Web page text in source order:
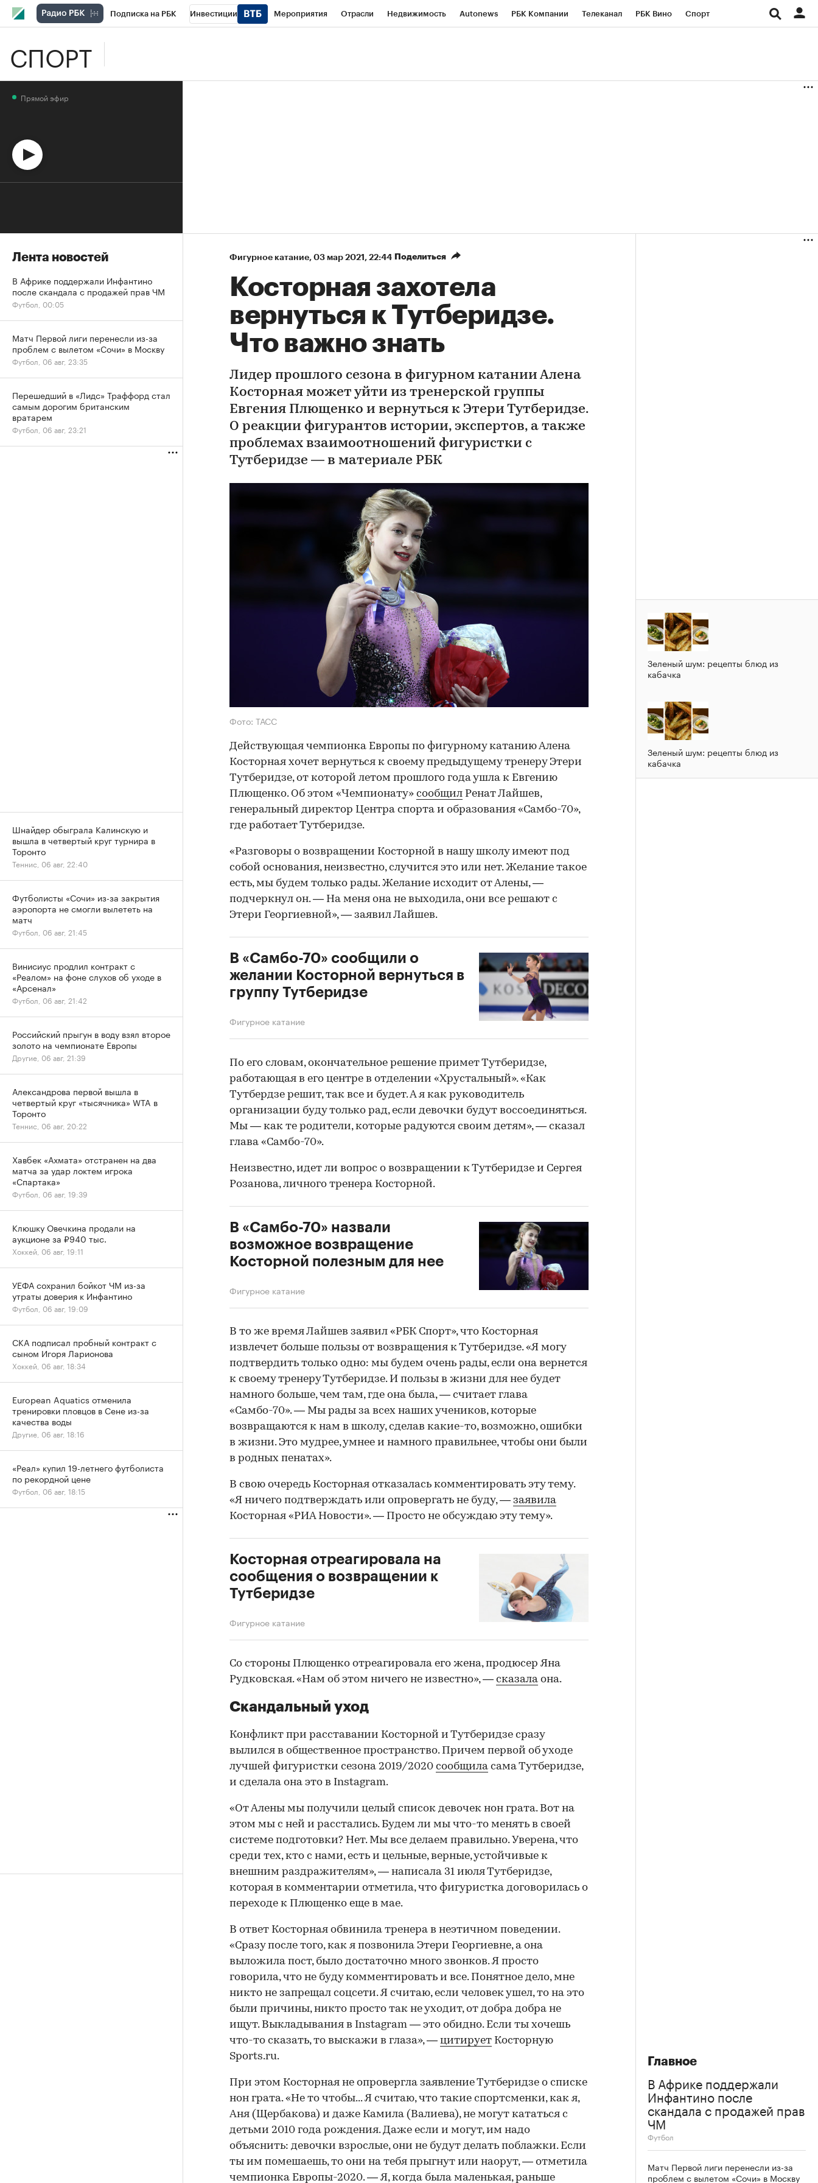
Подписка на РБК Инвестиции Мероприятия Отрасли Недвижимость Autonews РБК Компании Телеканал РБК Вино Спорт
СПОРТ
Фигурное катание⁠, 03 мар 2021, 22:44 Поделиться
Косторная захотела
вернуться к Тутберидзе.
Что важно знать
Лидер прошлого сезона в фигурном катании Алена
Косторная может уйти из тренерской группы
Евгения Плющенко и вернуться к Этери Тутберидзе.
О реакции фигурантов истории, экспертов, а также
проблемах взаимоотношений фигуристки с
Тутберидзе — в материале РБК
Фото: ТАСС
Действующая чемпионка Европы по фигурному катанию Алена
Косторная хочет вернуться к своему предыдущему тренеру Этери
Тутберидзе, от которой летом прошлого года ушла к Евгению
Плющенко. Об этом «Чемпионату» сообщил Ренат Лайшев,
генеральный директор Центра спорта и образования «Самбо-70»,
где работает Тутберидзе.
«Разговоры о возвращении Косторной в нашу школу имеют под
собой основания, неизвестно, случится это или нет. Желание такое
есть, мы будем только рады. Желание исходит от Алены, —
подчеркнул он. — На меня она не выходила, они все решают с
Этери Георгиевной», — заявил Лайшев.
В «Самбо-70» сообщили о
желании Косторной вернуться в
группу Тутберидзе
Фигурное катание
По его словам, окончательное решение примет Тутберидзе,
работающая в его центре в отделении «Хрустальный». «Как
Тутбердзе решит, так все и будет. А я как руководитель
организации буду только рад, если девочки будут воссоединяться.
Мы — как те родители, которые радуются своим детям», — сказал
глава «Самбо-70».
Неизвестно, идет ли вопрос о возвращении к Тутберидзе и Сергея
Розанова, личного тренера Косторной.
В «Самбо-70» назвали
возможное возвращение
Косторной полезным для нее
Фигурное катание
В то же время Лайшев заявил «РБК Спорт», что Косторная
извлечет больше пользы от возвращения к Тутберидзе. «Я могу
подтвердить только одно: мы будем очень рады, если она вернется
к своему тренеру Тутберидзе. И пользы в жизни для нее будет
намного больше, чем там, где она была, — считает глава
«Самбо-70». — Мы рады за всех наших учеников, которые
возвращаются к нам в школу, сделав какие-то, возможно, ошибки
в жизни. Это мудрее, умнее и намного правильнее, чтобы они были
в родных пенатах».
В свою очередь Косторная отказалась комментировать эту тему.
«Я ничего подтверждать или опровергать не буду, — заявила
Косторная «РИА Новости». — Просто не обсуждаю эту тему».
Косторная отреагировала на
сообщения о возвращении к
Тутберидзе
Фигурное катание
Со стороны Плющенко отреагировала его жена, продюсер Яна
Рудковская. «Нам об этом ничего не известно», — сказала она.
Скандальный уход
Конфликт при расставании Косторной и Тутберидзе сразу
вылился в общественное пространство. Причем первой об уходе
лучшей фигуристки сезона 2019/2020 сообщила сама Тутберидзе,
и сделала она это в Instagram.
«От Алены мы получили целый список девочек нон грата. Вот на
этом мы с ней и расстались. Будем ли мы что-то менять в своей
системе подготовки? Нет. Мы все делаем правильно. Уверена, что
среди тех, кто с нами, есть и цельные, верные, устойчивые к
внешним раздражителям», — написала 31 июля Тутберидзе,
которая в комментарии отметила, что фигуристка договорилась о
переходе к Плющенко еще в мае.
В ответ Косторная обвинила тренера в неэтичном поведении.
«Сразу после того, как я позвонила Этери Георгиевне, а она
выложила пост, было достаточно много звонков. Я просто
говорила, что не буду комментировать и все. Понятное дело, мне
никто не запрещал соцсети. Я считаю, если человек ушел, то на это
были причины, никто просто так не уходит, от добра добра не
ищут. Выкладывания в Instagram — это обидно. Если ты хочешь
что-то сказать, то выскажи в глаза», — цитирует Косторную
Sports.ru.
При этом Косторная не опровергла заявление Тутберидзе о списке
нон грата. «Не то чтобы... Я считаю, что такие спортсменки, как я,
Аня (Щербакова) и даже Камила (Валиева), не могут кататься с
детьми 2010 года рождения. Даже если и могут, им надо
объяснить: девочки взрослые, они не будут делать поблажки. Если
ты им помешаешь, то они на тебя прыгнут или наорут, — отметила
чемпионка Европы-2020. — Я, когда была маленькая, раньше
Зеленый шум: рецепты блюд из
кабачка
Зеленый шум: рецепты блюд из
кабачка
Главное
В Африке поддержали
Инфантино после
скандала с продажей прав
ЧМ
Футбол
Матч Первой лиги перенесли из-за
проблем с вылетом «Сочи» в Москву
Прямой эфир
Лента новостей
В Африке поддержали Инфантино
после скандала с продажей прав ЧМ
Футбол, 00:05
Матч Первой лиги перенесли из-за
проблем с вылетом «Сочи» в Москву
Футбол, 06 авг, 23:35
Перешедший в «Лидс» Траффорд стал
самым дорогим британским
вратарем
Футбол, 06 авг, 23:21
Шнайдер обыграла Калинскую и
вышла в четвертый круг турнира в
Торонто
Теннис, 06 авг, 22:40
Футболисты «Сочи» из-за закрытия
аэропорта не смогли вылететь на
матч
Футбол, 06 авг, 21:45
Винисиус продлил контракт с
«Реалом» на фоне слухов об уходе в
«Арсенал»
Футбол, 06 авг, 21:42
Российский прыгун в воду взял второе
золото на чемпионате Европы
Другие, 06 авг, 21:39
Александрова первой вышла в
четвертый круг «тысячника» WTA в
Торонто
Теннис, 06 авг, 20:22
Хавбек «Ахмата» отстранен на два
матча за удар локтем игрока
«Спартака»
Футбол, 06 авг, 19:39
Клюшку Овечкина продали на
аукционе за ₽940 тыс.
Хоккей, 06 авг, 19:11
УЕФА сохранил бойкот ЧМ из-за
утраты доверия к Инфантино
Футбол, 06 авг, 19:09
СКА подписал пробный контракт с
сыном Игоря Ларионова
Хоккей, 06 авг, 18:34
European Aquatics отменила
тренировки пловцов в Сене из-за
качества воды
Другие, 06 авг, 18:16
«Реал» купил 19-летнего футболиста
по рекордной цене
Футбол, 06 авг, 18:15